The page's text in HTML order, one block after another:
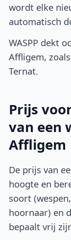
wordt elke
automatisch
WASPP dekt
Affligem,
Ternat.
Prijs
van een
Affligem
De prijs van
hoogte en
soort
hoornaar) en
bepaalt vrij